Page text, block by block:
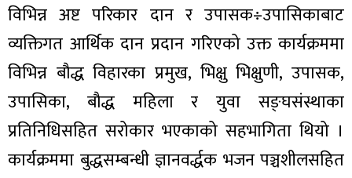
विभिन्न अष्ट परिकार दान र उपासक÷उपासिकाबाट
व्यक्तिगत आर्थिक दान प्रदान गरिएको उक्त कार्यक्रममा
विभिन्न बौद्ध विहारका प्रमुख, भिक्षु भिक्षुणी, उपासक,
उपासिका, बौद्ध महिला र युवा सङ्घसंस्थाका
प्रतिनिधिसहित सरोकार भएकाको सहभागिता थियो ।
कार्यक्रममा बुद्धसम्बन्धी ज्ञानवर्द्धक भजन पञ्चशीलसहित